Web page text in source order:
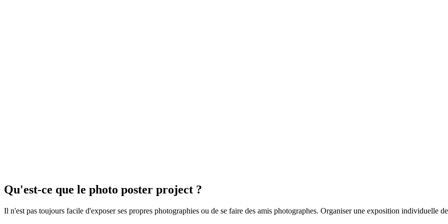
Qu'est-ce que le photo poster project ?
Il n'est pas toujours facile d'exposer ses propres photographies ou de se faire des amis photographes. Organiser une exposition individuelle